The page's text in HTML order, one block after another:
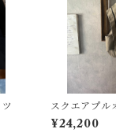
スクエアプ
¥24,200